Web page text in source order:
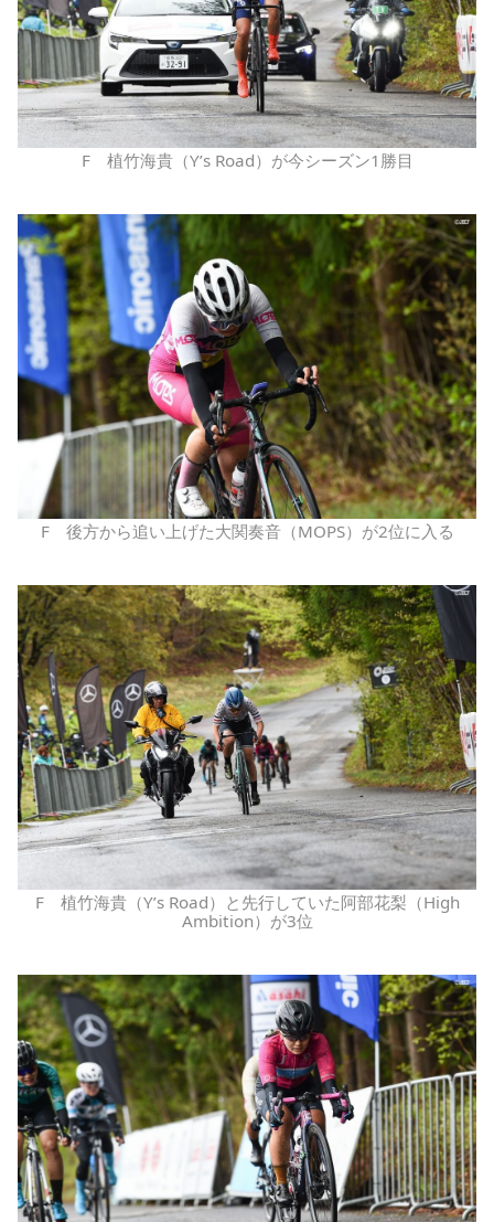
F 植竹海貴（Y’s Road）が今シーズン1勝目
F 後方から追い上げた大関奏音（MOPS）が2位に入る
F 植竹海貴（Y’s Road）と先行していた阿部花梨（High
Ambition）が3位